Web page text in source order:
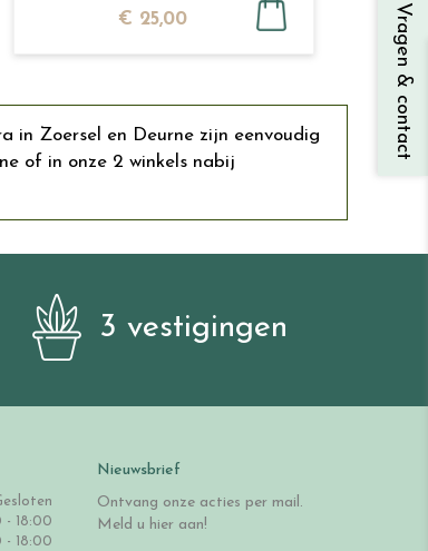
€ 25,00
in Zoersel en Deurne zijn eenvoudig
of in onze 2 winkels nabij
3 vestigingen
- 18:00
- 18:00
Nieuwsbrief
Ontvang onze acties per mail.
Meld u hier aan!
Vragen & contact